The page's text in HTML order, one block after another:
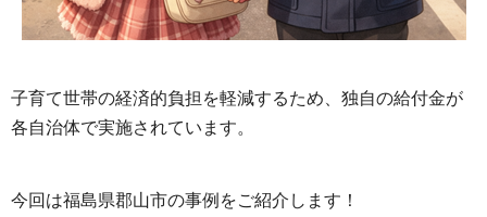
子育て世帯の経済的負担を軽減するため、独自の給付金が
各自治体で実施されています。
今回は福島県郡山市の事例をご紹介します！